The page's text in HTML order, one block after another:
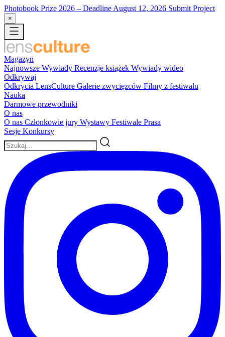
Photobook Prize 2026 – Deadline August 12, 2026 Submit Project
×
Magazyn
Najnowsze Wywiady Recenzje książek Wywiady wideo
Odkrywaj
Odkrycia LensCulture Galerie zwycięzców Filmy z festiwalu
Nauka
Darmowe przewodniki
O nas
O nas Członkowie jury Wystawy Festiwale Prasa
Sesje Konkursy